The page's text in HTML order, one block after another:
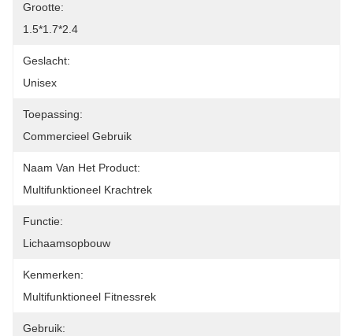
Grootte:
1.5*1.7*2.4
Geslacht:
Unisex
Toepassing:
Commercieel Gebruik
Naam Van Het Product:
Multifunktioneel Krachtrek
Functie:
Lichaamsopbouw
Kenmerken:
Multifunktioneel Fitnessrek
Gebruik: